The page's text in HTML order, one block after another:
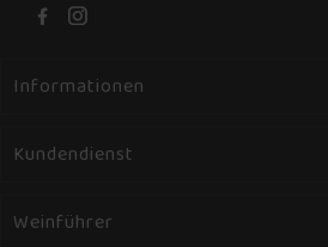
Informationen
Kundendienst
Weinführer